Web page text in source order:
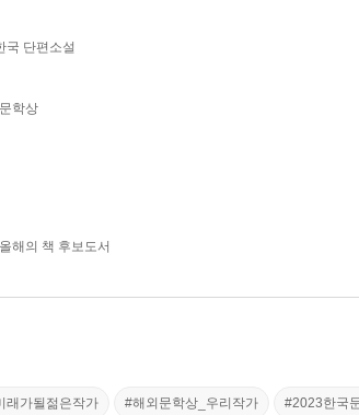
국 단편소설
학상
해의 책 후보도서
래가될젊은작가 #해외문학상_우리작가 #2023한국